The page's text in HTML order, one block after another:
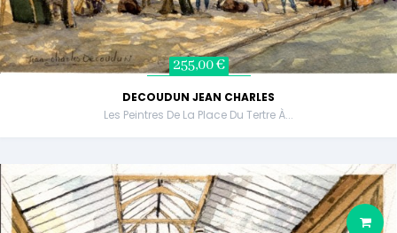
255,00 €
DECOUDUN JEAN CHARLES
Les Peintres De La Place Du Tertre À...